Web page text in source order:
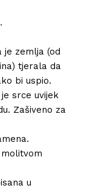
je zemlja (od
tjerala da
bi uspio.
srce uvijek
Zašiveno za
u